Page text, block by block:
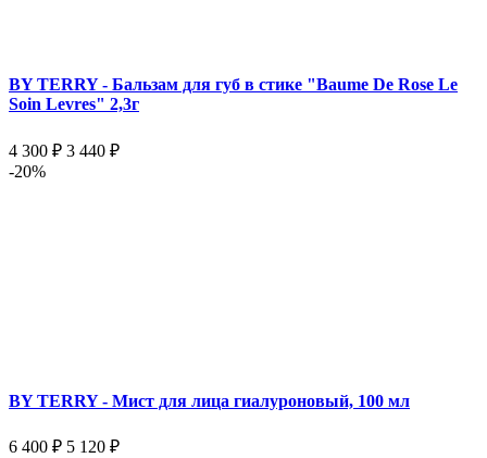
BY TERRY - Бальзам для губ в стике "Baume De Rose Le
Soin Levres" 2,3г
4 300 ₽ 3 440 ₽
-20%
BY TERRY - Мист для лица гиалуроновый, 100 мл
6 400 ₽ 5 120 ₽